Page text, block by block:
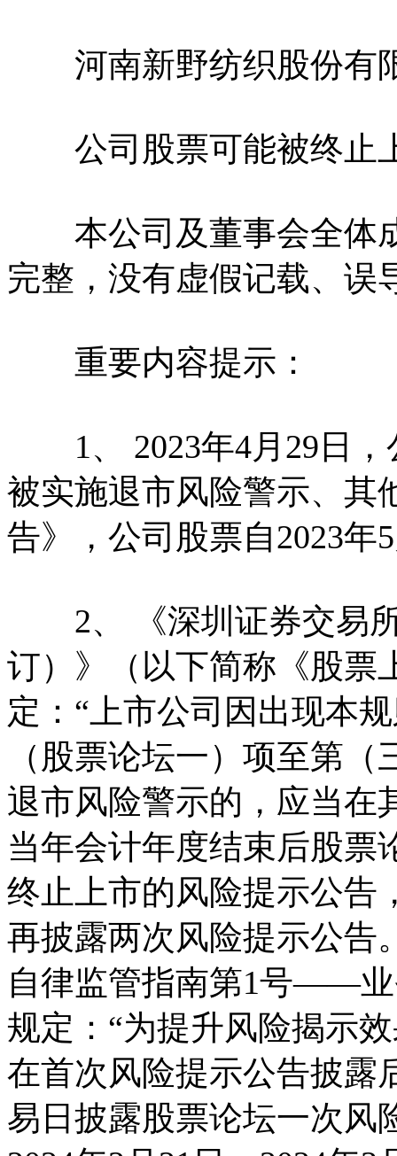
河南新野纺织股份有
公司股票可能被终止
本公司及董事会全体
完整，没有虚假记载、误
重要内容提示：
1、 2023年4月29日，
被实施退市风险警示、其
告》，公司股票自2023年
2、 《深圳证券交易所
订）》（以下简称《股票
定：“上市公司因出现本
（股票论坛一）项至第
退市风险警示的，应当在
当年会计年度结束后股票
终止上市的风险提示公告
再披露两次风险提示公告
自律监管指南第1号——业
规定：“为提升风险揭示
在首次风险提示公告披露
易日披露股票论坛一次风